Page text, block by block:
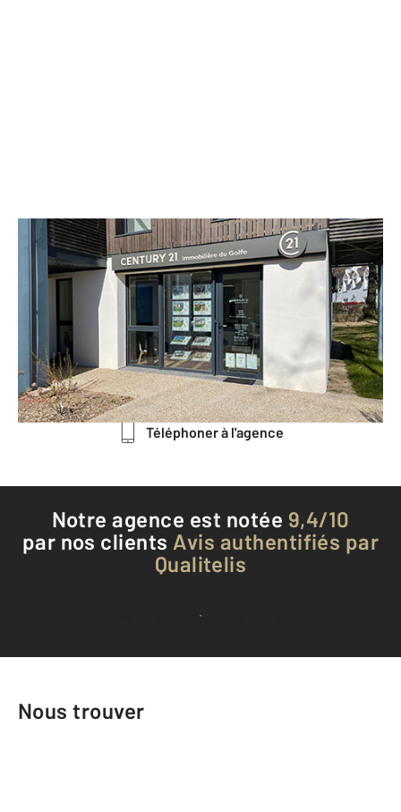
CENTURY 21 Immobilière du Golfe
2 Allée Jules Verne Immeuble le
Sextant
ARRADON - 56610
Envoyer un message
Téléphoner à l'agence
Notre agence est notée 9,4/10
par nos clients Avis authentifiés par
Qualitelis
Voir tous les avis clients
Nous trouver